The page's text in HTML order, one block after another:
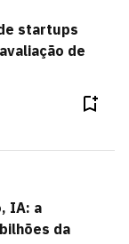
startups
de
IA: a
da